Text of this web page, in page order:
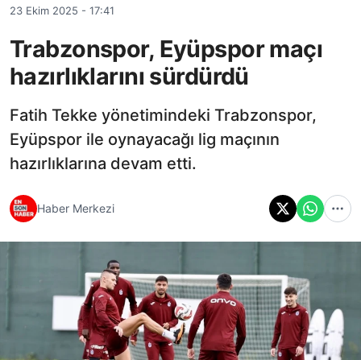
23 Ekim 2025 - 17:41
Trabzonspor, Eyüpspor maçı
hazırlıklarını sürdürdü
Fatih Tekke yönetimindeki Trabzonspor,
Eyüpspor ile oynayacağı lig maçının
hazırlıklarına devam etti.
Haber Merkezi